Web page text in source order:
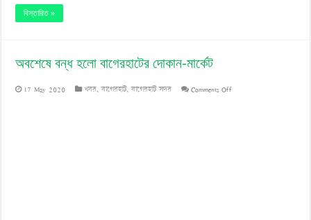
বিস্তারিত »
অবশেষে বন্ধ হলো বাগেরহাটের দোকান-মার্কেট
17 May 2020 খবর,বাগেরহাট,বাগেরহাট সদর Comments Offon